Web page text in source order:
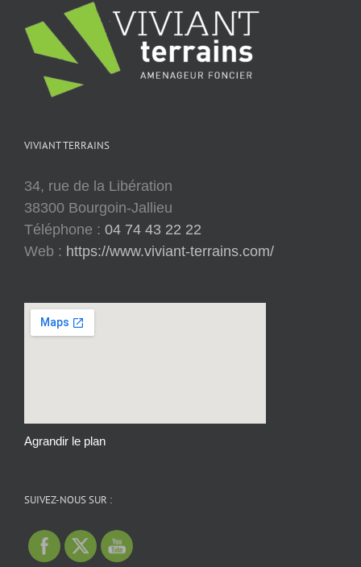
VIVIANT TERRAINS
34, rue de la Libération
38300 Bourgoin-Jallieu
Téléphone : 04 74 43 22 22
Web : https://www.viviant-terrains.com/
Agrandir le plan
SUIVEZ-NOUS SUR :